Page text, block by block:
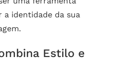
identidade da sua
Estilo e